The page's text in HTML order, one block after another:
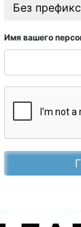
Без
Имя вашего